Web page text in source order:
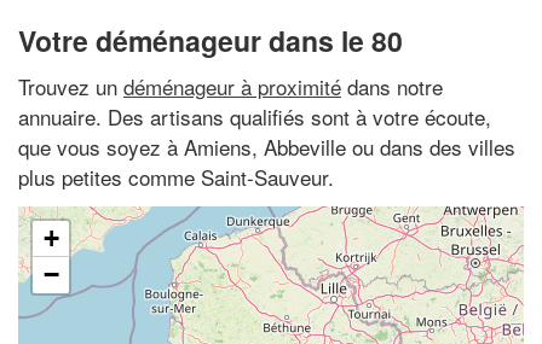
Votre déménageur dans le 80
Trouvez un déménageur à proximité dans notre
annuaire. Des artisans qualifiés sont à votre écoute,
que vous soyez à Amiens, Abbeville ou dans des villes
plus petites comme Saint-Sauveur.
+
−